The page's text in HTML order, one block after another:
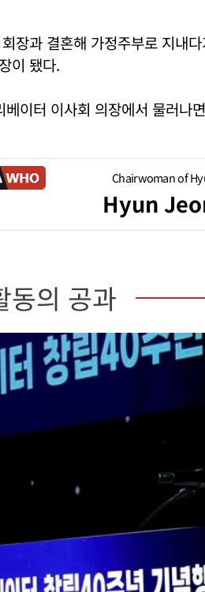
장과 결혼해 가정주부로 지내
이 됐다.
이터 이사회 의장에서 물러나
Chairwoman of
Hyun
동의 공과